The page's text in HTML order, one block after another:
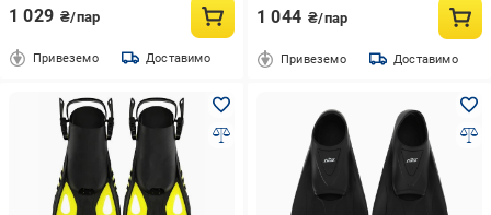
1 029 ₴/пар
Привеземо Доставимо
1 044 ₴/пар
Привеземо Доставимо